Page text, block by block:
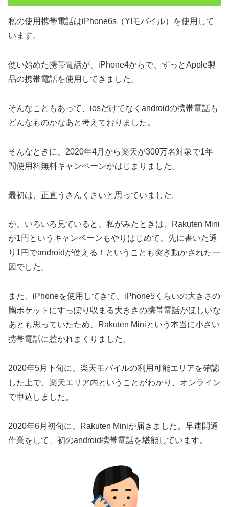
私の使用携帯電話はiPhone6s（Y!モバイル）を使用して
います。
使い始めた携帯電話が、iPhone4からで、ずっとApple製
品の携帯電話を使用してきました。
そんなこともあって、iosだけでなくandroidの携帯電話も
どんなものかなあと考えておりました。
そんなときに、2020年4月から楽天が300万名対象で1年
間使用料無料キャンペーンがはじまりました。
最初は、正直うさんくさいと思っていました。
が、いろいろ見ていると、私がみたときは、Rakuten Mini
が1円というキャンペーンもやりはじめて、先に書いた通
り1円でandroidが使える！ということも突き動かされた一
因でした。
また、iPhoneを使用してきて、iPhone5くらいの大きさの
胸ポケットにすっぽり収まる大きさの携帯電話がほしいな
あとも思っていたため、Rakuten Miniという本当に小さい
携帯電話に惹かれまくりました。
2020年5月下旬に、楽天モバイルの利用可能エリアを確認
した上で、楽天エリア内ということがわかり、オンライン
で申込しました。
2020年6月初旬に、Rakuten Miniが届きました。早速開通
作業をして、初のandroid携帯電話を堪能しています。